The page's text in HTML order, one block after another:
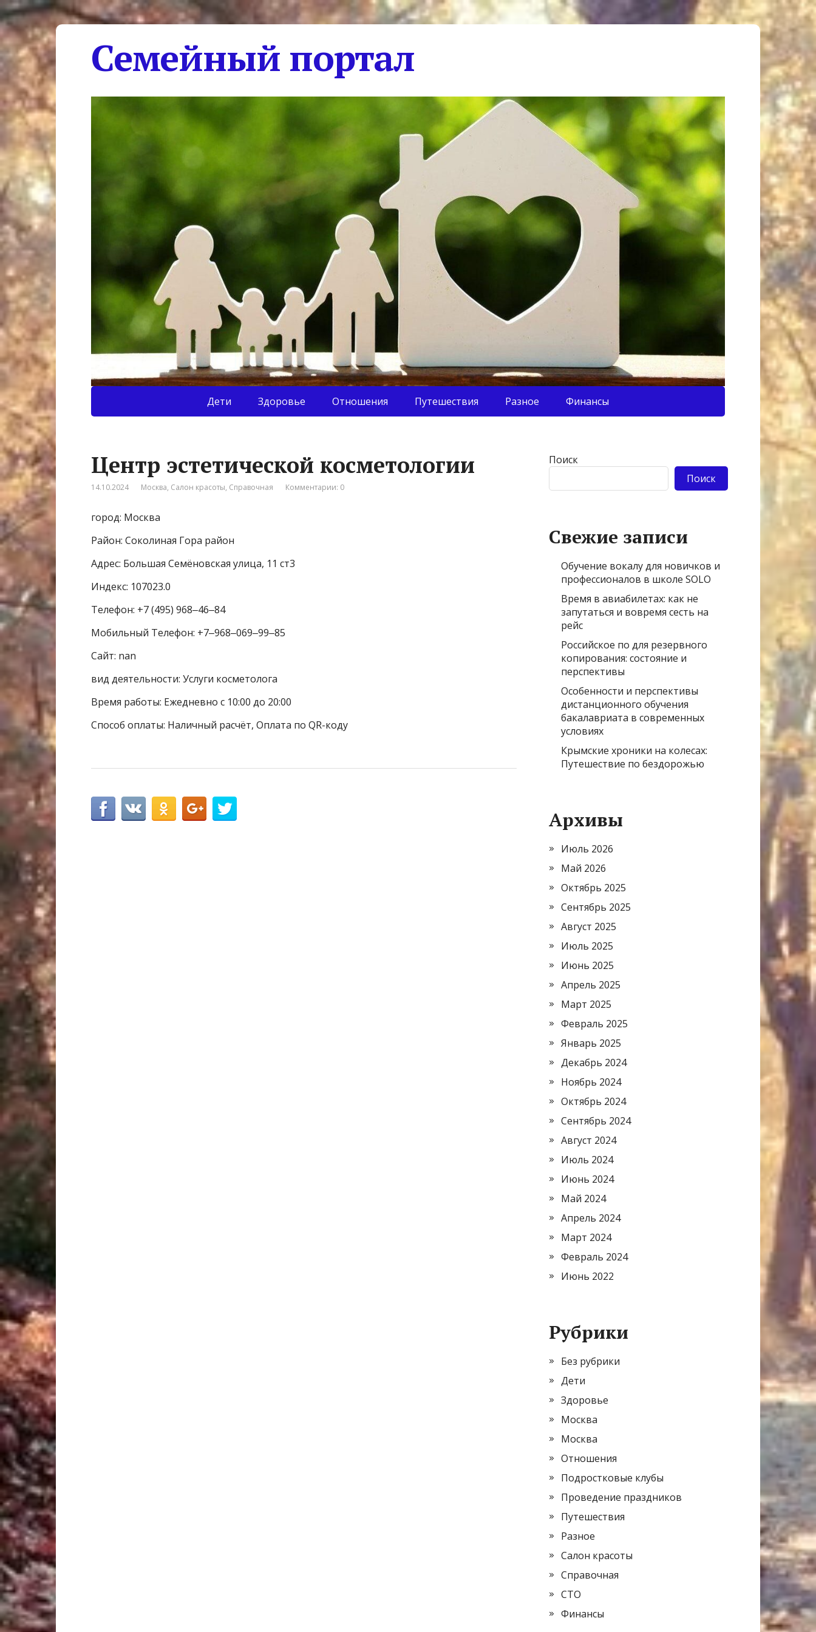
Семейный портал
Дети Здоровье Отношения Путешествия Разное Финансы
Центр эстетической косметологии
14.10.2024 Москва, Салон красоты, Справочная Комментарии: 0
город: Москва
Район: Соколиная Гора район
Адрес: Большая Семёновская улица, 11 ст3
Индекс: 107023.0
Телефон: +7 (495) 968‒46‒84
Мобильный Телефон: +7‒968‒069‒99‒85
Сайт: nan
вид деятельности: Услуги косметолога
Время работы: Ежедневно с 10:00 до 20:00
Способ оплаты: Наличный расчёт, Оплата по QR-коду
Поиск
Поиск
Свежие записи
Обучение вокалу для новичков и
профессионалов в школе SOLO
Время в авиабилетах: как не
запутаться и вовремя сесть на
рейс
Российское по для резервного
копирования: состояние и
перспективы
Особенности и перспективы
дистанционного обучения
бакалавриата в современных
условиях
Крымские хроники на колесах:
Путешествие по бездорожью
Архивы
Июль 2026
Май 2026
Октябрь 2025
Сентябрь 2025
Август 2025
Июль 2025
Июнь 2025
Апрель 2025
Март 2025
Февраль 2025
Январь 2025
Декабрь 2024
Ноябрь 2024
Октябрь 2024
Сентябрь 2024
Август 2024
Июль 2024
Июнь 2024
Май 2024
Апрель 2024
Март 2024
Февраль 2024
Июнь 2022
Рубрики
Без рубрики
Дети
Здоровье
Москва
Москва
Отношения
Подростковые клубы
Проведение праздников
Путешествия
Разное
Салон красоты
Справочная
СТО
Финансы